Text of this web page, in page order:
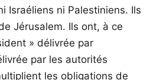
Israéliens ni Palestiniens. Ils
Jérusalem. Ils ont, à ce
» délivrée par
par les autorités
les obligations de